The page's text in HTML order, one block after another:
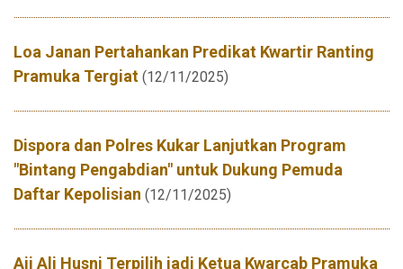
Loa Janan Pertahankan Predikat Kwartir Ranting
Pramuka Tergiat (12/11/2025)
Dispora dan Polres Kukar Lanjutkan Program
"Bintang Pengabdian" untuk Dukung Pemuda
Daftar Kepolisian (12/11/2025)
Aji Ali Husni Terpilih jadi Ketua Kwarcab Pramuka